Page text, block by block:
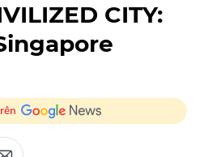
CITY: